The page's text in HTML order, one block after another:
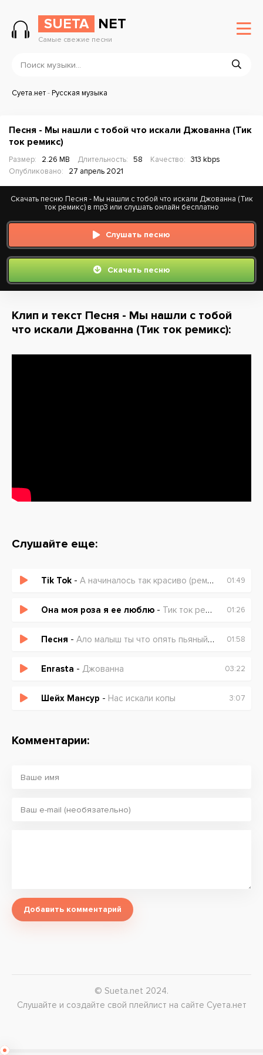
SUETA NET
Самые свежие песни
Суета.нет-Русская музыка
Песня - Мы нашли с тобой что искали Джованна (Тик
ток ремикс)
Размер: 2.26 MB Длительность: 58 Качество:
313 kbps
Опубликовано:
27 апрель 2021
Скачать песню Песня - Мы нашли с тобой что искали Джованна (Тик
ток ремикс) в mp3 или слушать онлайн бесплатно
Слушать песню
Скачать песню
Клип и текст Песня - Мы нашли с тобой
что искали Джованна (Тик ток ремикс):
Слушайте еще:
Tik Tok - А начиналось так красиво (ремикс) 01:49
Она моя роза я ее люблю - Тик ток ремикс 01:26
Песня - Ало малыш ты что опять пьяный я пьян тобой 01:58
Enrasta - Джованна 03:22
Шейх Мансур - Нас искали копы 3:07
Комментарии:
Добавить комментарий
© Sueta.net 2024.
Слушайте и создайте свой плейлист на сайте Суета.нет